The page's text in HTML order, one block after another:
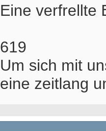
Eine verfrellte
619
Um sich mit
eine zeitlang